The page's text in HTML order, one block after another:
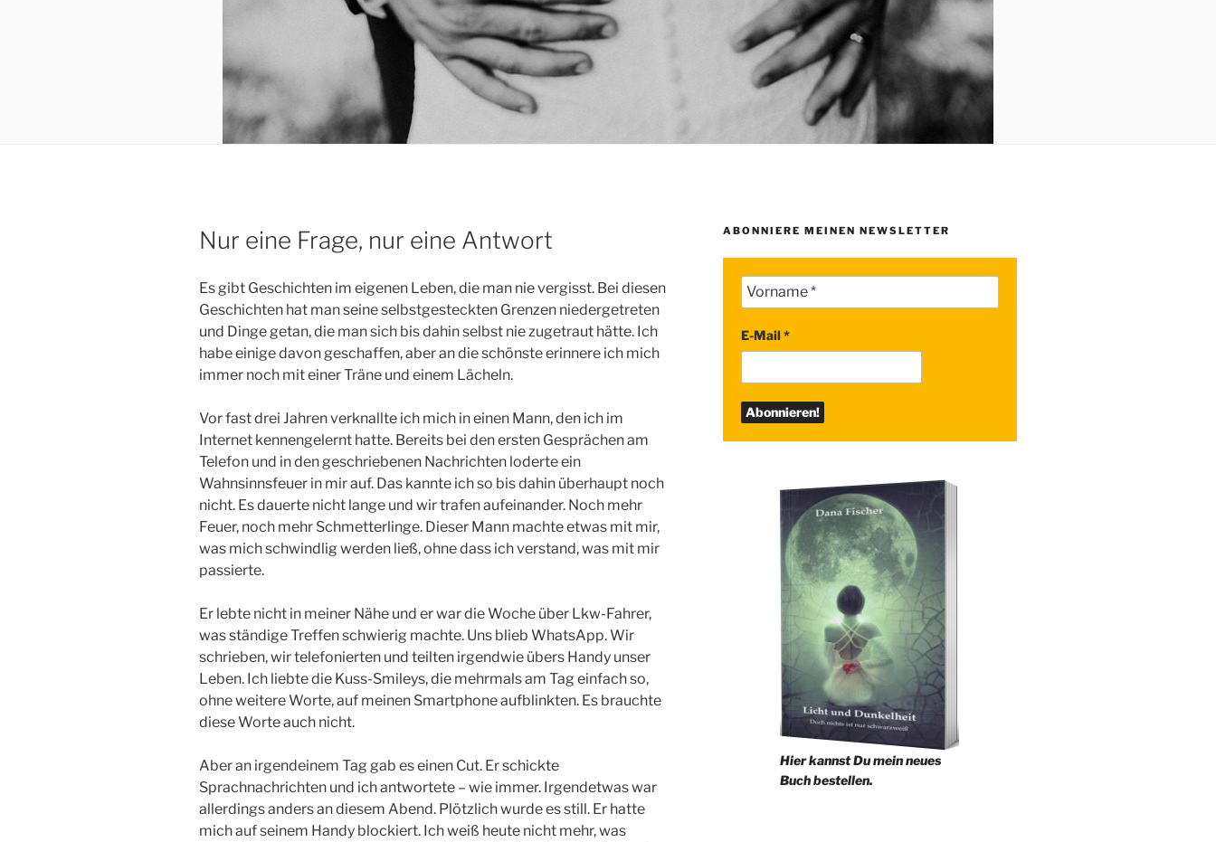
Nur eine Frage, nur eine Antwort
Es gibt Geschichten im eigenen Leben, die man nie vergisst. Bei diesen
Geschichten hat man seine selbstgesteckten Grenzen niedergetreten
und Dinge getan, die man sich bis dahin selbst nie zugetraut hätte. Ich
habe einige davon geschaffen, aber an die schönste erinnere ich mich
immer noch mit einer Träne und einem Lächeln.
Vor fast drei Jahren verknallte ich mich in einen Mann, den ich im
Internet kennengelernt hatte. Bereits bei den ersten Gesprächen am
Telefon und in den geschriebenen Nachrichten loderte ein
Wahnsinnsfeuer in mir auf. Das kannte ich so bis dahin überhaupt noch
nicht. Es dauerte nicht lange und wir trafen aufeinander. Noch mehr
Feuer, noch mehr Schmetterlinge. Dieser Mann machte etwas mit mir,
was mich schwindlig werden ließ, ohne dass ich verstand, was mit mir
passierte.
Er lebte nicht in meiner Nähe und er war die Woche über Lkw-Fahrer,
was ständige Treffen schwierig machte. Uns blieb WhatsApp. Wir
schrieben, wir telefonierten und teilten irgendwie übers Handy unser
Leben. Ich liebte die Kuss-Smileys, die mehrmals am Tag einfach so,
ohne weitere Worte, auf meinen Smartphone aufblinkten. Es brauchte
diese Worte auch nicht.
Aber an irgendeinem Tag gab es einen Cut. Er schickte
Sprachnachrichten und ich antwortete – wie immer. Irgendetwas war
allerdings anders an diesem Abend. Plötzlich wurde es still. Er hatte
mich auf seinem Handy blockiert. Ich weiß heute nicht mehr, was
ABONNIERE MEINEN NEWSLETTER
E-Mail*
Hier kannst Du mein neues
Buch bestellen.